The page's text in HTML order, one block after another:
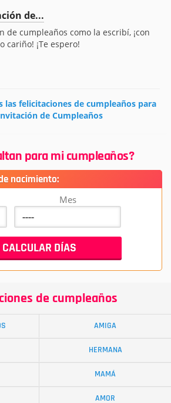
de...
de cumpleaños como la escribí, ¡con
cariño! ¡Te espero!
las felicitaciones de cumpleaños para
de Cumpleaños
para mi cumpleaños?
nacimiento:
Mes
de cumpleaños
AMIGA
HERMANA
MAMÁ
AMOR